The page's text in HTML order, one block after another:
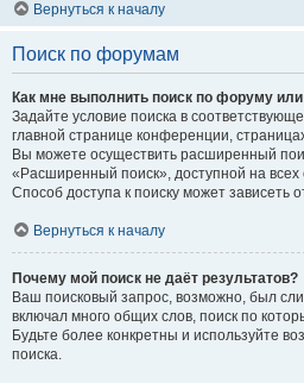
Вернуться к началу
Поиск по форумам
Как мне выполнить поиск по форуму
Задайте условие поиска в
главной странице конференции,
Вы можете осуществить расширенный
«Расширенный поиск», доступной на
Способ доступа к поиску может зависеть
Вернуться к началу
Почему мой поиск не даёт результатов?
Ваш поисковый запрос, возможно, был
включал много общих слов, поиск по
Будьте более конкретны и используйте
поиска.